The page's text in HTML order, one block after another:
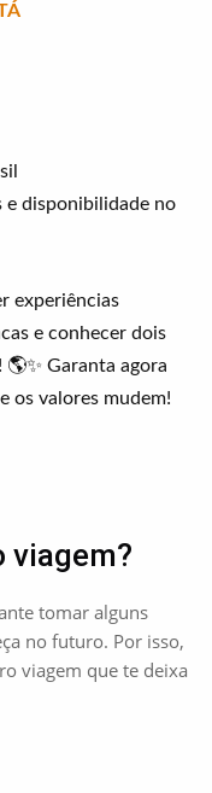
disponibilidade no
experiências
e conhecer dois
Garanta agora
os valores mudem!
viagem?
tomar alguns
no futuro. Por isso,
viagem que te deixa